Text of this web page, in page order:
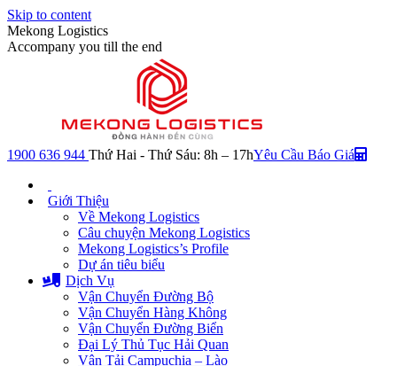
Skip to content
Mekong Logistics
Accompany you till the end
1900 636 944 Thứ Hai - Thứ Sáu: 8h – 17hYêu Cầu Báo Giá
Giới Thiệu
Về Mekong Logistics
Câu chuyện Mekong Logistics
Mekong Logistics’s Profile
Dự án tiêu biểu
Dịch Vụ
Vận Chuyển Đường Bộ
Vận Chuyển Hàng Không
Vận Chuyển Đường Biển
Đại Lý Thủ Tục Hải Quan
Vận Tải Campuchia – Lào